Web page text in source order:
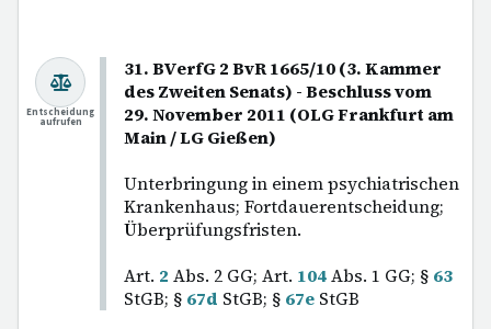
31. BVerfG 2 BvR 1665/10 (3. Kammer
des Zweiten Senats) - Beschluss vom
29. November 2011 (OLG Frankfurt am
Main / LG Gießen)
Unterbringung in einem psychiatrischen
Krankenhaus; Fortdauerentscheidung;
Überprüfungsfristen.
Art. 2 Abs. 2 GG; Art. 104Abs. 1 GG; § 63
StGB; § 67d StGB; § 67e StGB
Entscheidung
aufrufen